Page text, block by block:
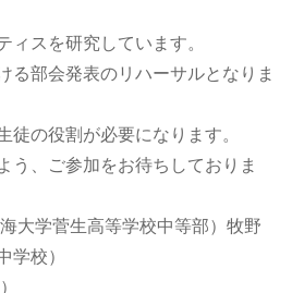
ィスを研究しています。
る部会発表のリハーサルとなりま
徒の役割が必要になります。
う、ご参加をお待ちしておりま
大学菅生高等学校中等部）牧野
学校）